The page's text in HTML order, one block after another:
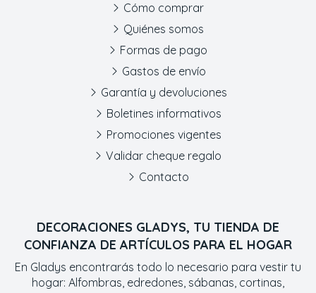
DECORACIONES GLADYS, TU TIENDA DE
CONFIANZA DE ARTÍCULOS PARA EL HOGAR
En Gladys encontrarás todo lo necesario para vestir tu
hogar: Alfombras, edredones, sábanas, cortinas,
Cómo comprar
Quiénes somos
Formas de pago
Gastos de envío
Garantía y devoluciones
Boletines informativos
Promociones vigentes
Validar cheque regalo
Contacto